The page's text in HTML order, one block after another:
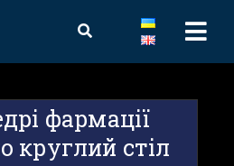
фармації
круглий стіл